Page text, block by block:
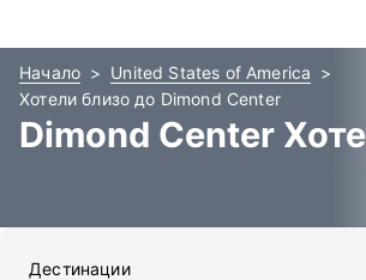
Начало
United States of America
Хотели близо до Dimond Center
Dimond Center
Дестинации